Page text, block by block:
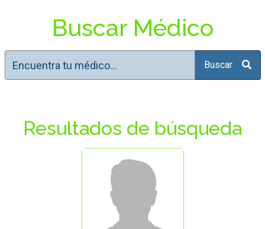
Buscar Médico
Buscar
Resultados de búsqueda